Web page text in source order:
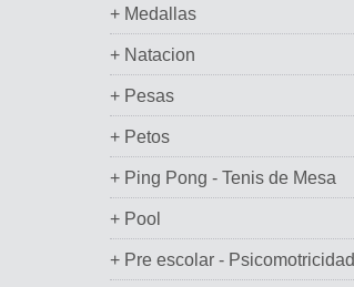
+ Medallas
+ Natacion
+ Pesas
+ Petos
+ Ping Pong - Tenis de Mesa
+ Pool
+ Pre escolar - Psicomotricidad